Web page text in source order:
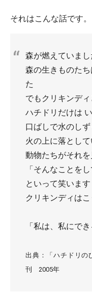
それはこんな話です。
森が燃えていまし
森の生きものた
た
でもクリキンデ
ハチドリだけは
口ばしで水のし
火の上に落とし
動物たちがそれを
「そんなことを
といって笑います
クリキンディは
「私は、私にで
出典：「ハチドリ
刊 2005年